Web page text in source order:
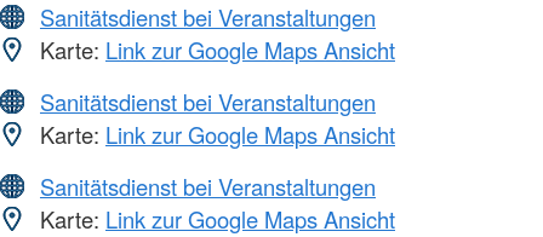
Sanitätsdienst bei Veranstaltungen
Karte: Link zur Google Maps Ansicht
Sanitätsdienst bei Veranstaltungen
Karte: Link zur Google Maps Ansicht
Sanitätsdienst bei Veranstaltungen
Karte: Link zur Google Maps Ansicht